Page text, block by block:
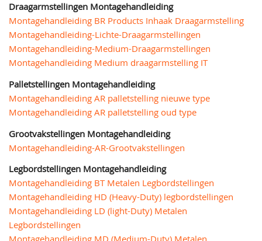
Draagarmstellingen Montagehandleiding
Montagehandleiding BR Products Inhaak Draagarmstelling
Montagehandleiding-Lichte-Draagarmstellingen
Montagehandleiding-Medium-Draagarmstellingen
Montagehandleiding Medium draagarmstelling IT
Palletstellingen Montagehandleiding
Montagehandleiding AR palletstelling nieuwe type
Montagehandleiding AR palletstelling oud type
Grootvakstellingen Montagehandleiding
Montagehandleiding-AR-Grootvakstellingen
Legbordstellingen Montagehandleiding
Montagehandleiding BT Metalen Legbordstellingen
Montagehandleiding HD (Heavy-Duty) legbordstellingen
Montagehandleiding LD (light-Duty) Metalen
Legbordstellingen